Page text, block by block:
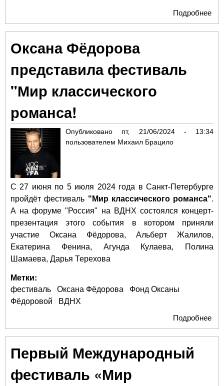
Подробнее
Оксана Фёдорова
представила фестиваль
"Мир классического
романса!
Опубликовано пт, 21/06/2024 - 13:34
пользователем Михаил Брацило
С 27 июня по 5 июля 2024 года в Санкт-Петербурге
пройдёт фестиваль "Мир классического романса".
А на форуме "Россия" на ВДНХ состоялся концерт-
презентация этого события в котором приняли
участие Оксана Фёдорова, Альберт Жалилов,
Екатерина Фенина, Агунда Кулаева, Полина
Шамаева, Дарья Терехова
Метки:
фестиваль Оксана Фёдорова
Фонд Оксаны
Фёдоровой
ВДНХ
Подробнее
Первый Международный
фестиваль «Мир